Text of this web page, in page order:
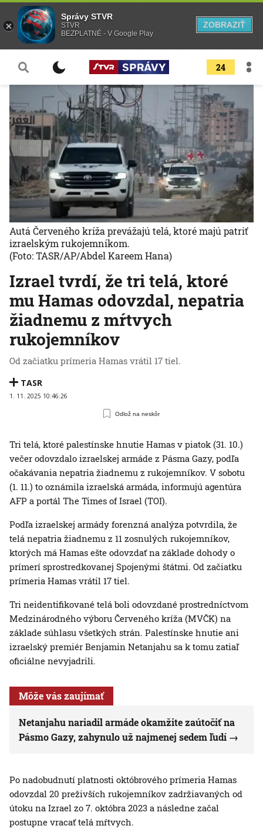
24
Izrael tvrdí, že tri telá, ktoré
mu Hamas odovzdal, nepatria
žiadnemu z mŕtvych
rukojemníkov
Od začiatku prímeria Hamas vrátil 17 tiel.
TASR
1. 11. 2025 10:46:26
Odlož na neskôr
Autá Červeného kríža prevážajú telá, ktoré majú patriť
izraelským rukojemníkom.
(Foto: TASR/AP/Abdel Kareem Hana)
Tri telá, ktoré palestínske hnutie Hamas v piatok (31. 10.)
večer odovzdalo izraelskej armáde z Pásma Gazy, podľa
očakávania nepatria žiadnemu z rukojemníkov. V sobotu
(1. 11.) to oznámila izraelská armáda, informujú agentúra
AFP a portál The Times of Israel (TOI).
Podľa izraelskej armády forenzná analýza potvrdila, že
telá nepatria žiadnemu z 11 zosnulých rukojemníkov,
ktorých má Hamas ešte odovzdať na základe dohody o
prímerí sprostredkovanej Spojenými štátmi. Od začiatku
prímeria Hamas vrátil 17 tiel.
Tri neidentifikované telá boli odovzdané prostredníctvom
Medzinárodného výboru Červeného kríža (MVČK) na
základe súhlasu všetkých strán. Palestínske hnutie ani
izraelský premiér Benjamin Netanjahu sa k tomu zatiaľ
oficiálne nevyjadrili.
Môže vás zaujímať
Netanjahu nariadil armáde okamžite zaútočiť na
Pásmo Gazy, zahynulo už najmenej sedem ľudí
Po nadobudnutí platnosti októbrového prímeria Hamas
odovzdal 20 preživších rukojemníkov zadržiavaných od
útoku na Izrael zo 7. októbra 2023 a následne začal
postupne vracať telá mŕtvych.
Správy STVR
STVR
BEZPLATNÉ - V Google Play
ZOBRAZIŤ